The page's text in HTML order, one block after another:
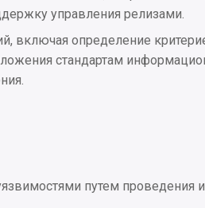
управления релизами.
включая определение
стандартам
путем проведения